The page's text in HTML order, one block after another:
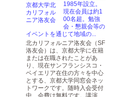
1985年設立。
現在会員は約1
00名超。勉強
会・懇親会等の
イベントを通じて地域の...
北カリフォルニア洛友会（SF
洛友会）は、京都大学に在籍
または在職されたことがあ
り、現在サンフランシスコ・
ベイエリア在住の方々を中心
とする、京都大学同窓会ネッ
トワークです。随時入会受付
中、会費は無料です。講演